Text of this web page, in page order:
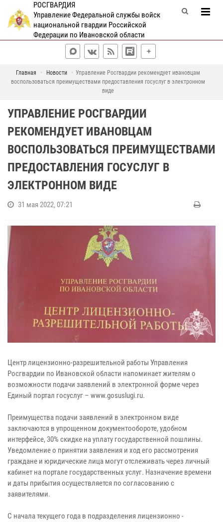
РОСГВАРДИЯ
Управление Федеральной службы войск
национальной гвардии Российской
Федерации по Ивановской области
Главная Новости
Управление Росгвардии рекомендует ивановцам
воспользоваться преимуществами предоставления госуслуг в электронном
виде
УПРАВЛЕНИЕ РОСГВАРДИИ
РЕКОМЕНДУЕТ ИВАНОВЦАМ
ВОСПОЛЬЗОВАТЬСЯ ПРЕИМУЩЕСТВАМИ
ПРЕДОСТАВЛЕНИЯ ГОСУСЛУГ В
ЭЛЕКТРОННОМ ВИДЕ
31 мая 2022, 07:21
Центр лицензионно-разрешительной работы Управления
Росгвардии по Ивановской области напоминает жителям о
возможности подачи заявлений в электронной форме через
Единый портал госуслуг – www.gosuslugi.ru.
Преимущества подачи заявлений в электронном виде
заключаются в упрощенном документообороте, удобном
интерфейсе, 30% скидке на уплату государственной пошлины.
Уведомление о принятии заявления и ход его рассмотрения
граждане и юридические лица могут отслеживать через личный
кабинет на портале государственных услуг. Назначение времени
и даты прибытия осуществляется по согласованию с
заявителями.
С начала текущего года в подразделения лицензионно -